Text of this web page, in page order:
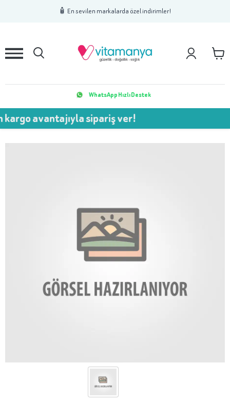
🧴 En sevilen markalarda özel indirimler!
2 3
WhatsApp Hızlı Destek
sipariş ver!